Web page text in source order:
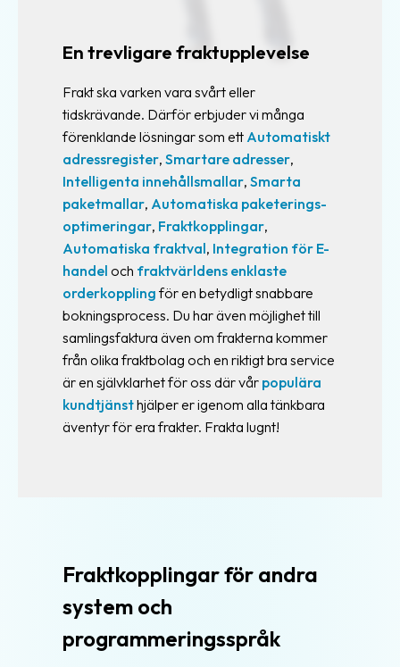
Rails
Verktyg
för
utvecklare
En trevligare fraktupplevelse
Frakt ska varken vara svårt eller
tidskrävande. Därför erbjuder vi många
förenklande lösningar som ett Automatiskt
adressregister, Smartare adresser,
Intelligenta innehållsmallar, Smarta
paketmallar, Automatiska paketerings-
optimeringar, Fraktkopplingar,
Automatiska fraktval, Integration för E-
handel och fraktvärldens enklaste
orderkoppling för en betydligt snabbare
bokningsprocess. Du har även möjlighet till
samlingsfaktura även om frakterna kommer
från olika fraktbolag och en riktigt bra service
är en självklarhet för oss där vår populära
kundtjänsthjälper er igenom alla tänkbara
äventyr för era frakter. Frakta lugnt!
Fraktkopplingar för andra
system och
programmeringsspråk